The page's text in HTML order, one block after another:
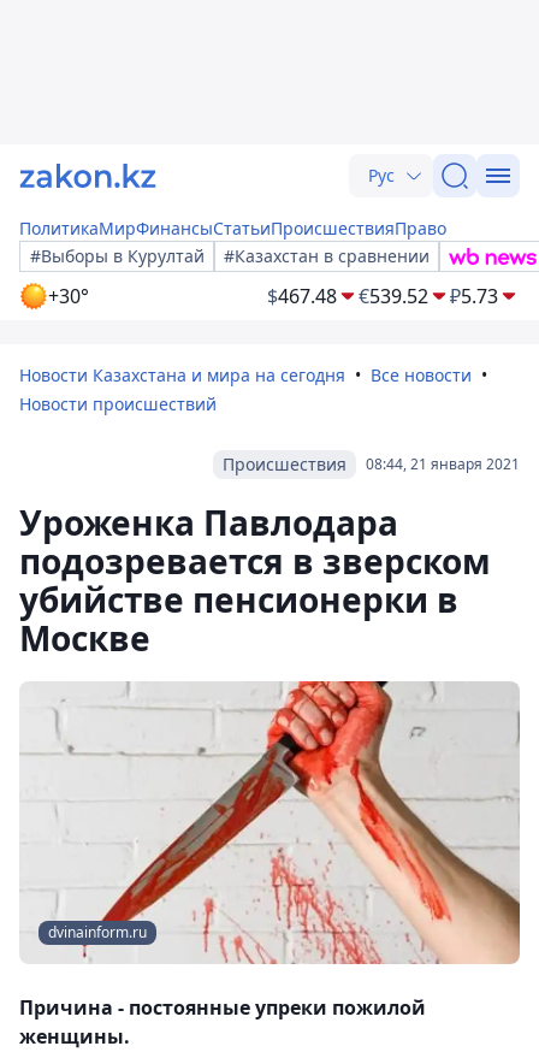
Рус
ПолитикаМирФинансыСтатьиПроисшествияПраво
#Выборы в Курултай
#Казахстан в сравнении
+30° $467.48 €539.52 ₽5.73
Новости Казахстана и мира на сегодня
Все новости
Новости происшествий
08:44, 21 января 2021
Происшествия
Уроженка Павлодара
подозревается в зверском
убийстве пенсионерки в
Москве
dvinainform.ru
Причина - постоянные упреки пожилой
женщины.